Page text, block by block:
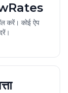
करें। कोई ऐप